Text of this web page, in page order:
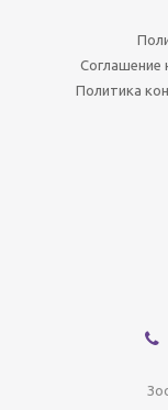
Соглашение
Политика